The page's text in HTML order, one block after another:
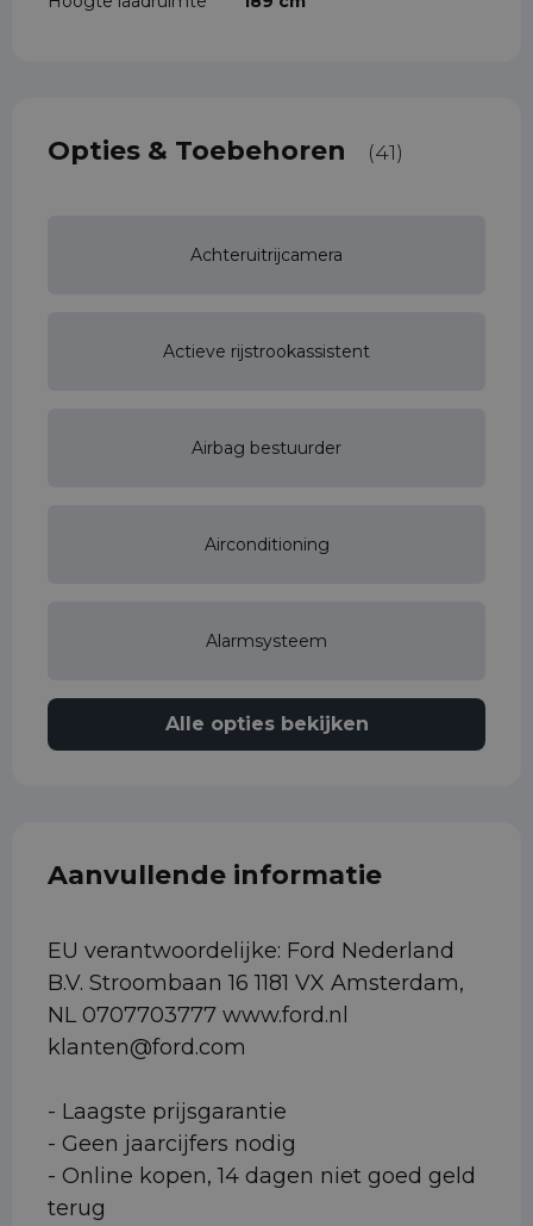
Opties & Toebehoren (41)
Achteruitrijcamera
Actieve rijstrookassistent
Airbag bestuurder
Airconditioning
Alarmsysteem
Alle opties bekijken
Aanvullende informatie
EU verantwoordelijke: Ford Nederland
B.V. Stroombaan 16 1181 VX Amsterdam,
NL 0707703777 www.ford.nl
klanten@ford.com
- Laagste prijsgarantie
- Geen jaarcijfers nodig
- Online kopen, 14 dagen niet goed geld
terug